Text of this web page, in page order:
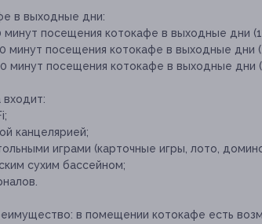
в выходные дни:
посещения котокафе в выходные дни
минут посещения котокафе в выходные дни
минут посещения котокафе в выходные дни
входит:
канцелярией;
играми (карточные игры, лото,
сухим бассейном;
в помещении котокафе есть